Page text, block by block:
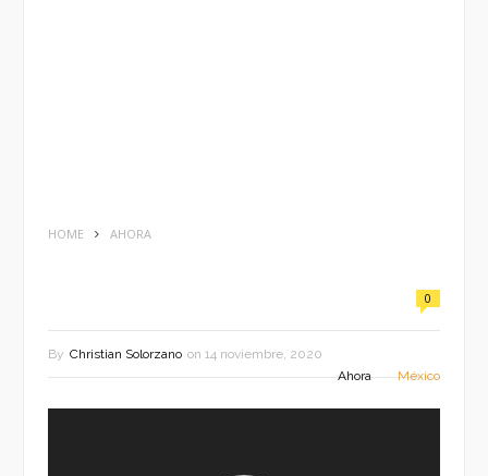
HOME AHORA
0
By Christian Solorzano on 14 noviembre, 2020
Ahora
México